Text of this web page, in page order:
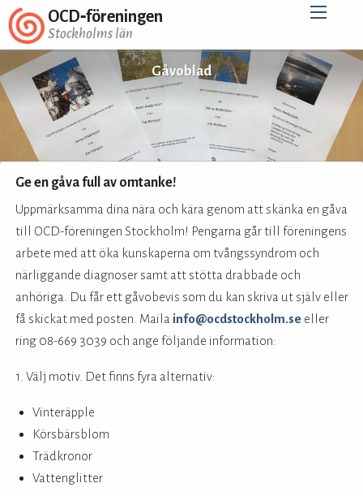
OCD‑föreningen
Stockholms län
Gåvoblad
Ge en gåva full av omtanke!
Uppmärksamma dina nära och kära genom att skänka en gåva
till OCD-föreningen Stockholm! Pengarna går till föreningens
arbete med att öka kunskaperna om tvångssyndrom och
närliggande diagnoser samt att stötta drabbade och
anhöriga. Du får ett gåvobevis som du kan skriva ut själv eller
få skickat med posten. Maila info@ocdstockholm.se eller
ring 08-669 3039 och ange följande information:
1. Välj motiv. Det finns fyra alternativ:
Vinteräpple
Körsbärsblom
Trädkronor
Vattenglitter